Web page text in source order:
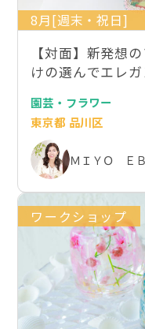
8月[週末・祝日]
【対面】新発想
けの選んでエレ
園芸・フラワー
東京都 品川区
ＭＩＹＯ Ｅ
ワークショップ